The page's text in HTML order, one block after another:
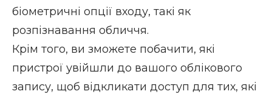
біометричні опції входу, такі як
розпізнавання обличчя.
Крім того, ви зможете побачити, які
пристрої увійшли до вашого облікового
запису, щоб відкликати доступ для тих, які